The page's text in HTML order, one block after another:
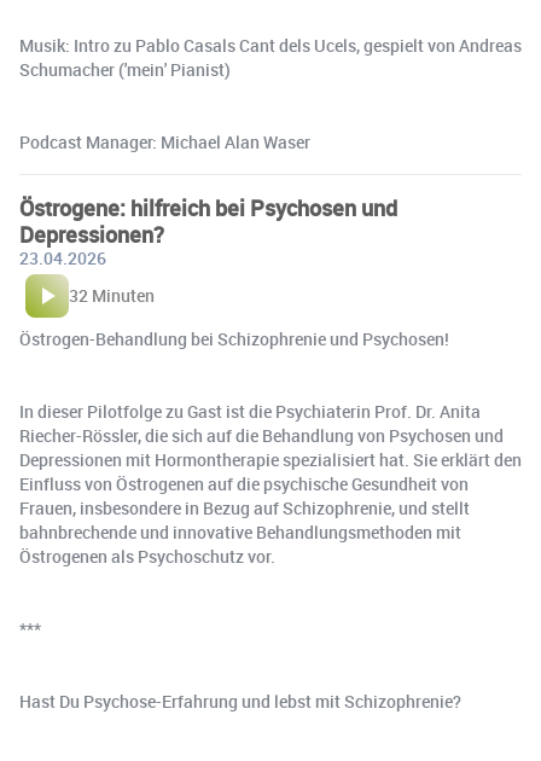
Musik: Intro zu Pablo Casals Cant dels Ucels, gespielt von Andreas
Schumacher ('mein' Pianist)
Podcast Manager: Michael Alan Waser
Östrogene: hilfreich bei Psychosen und
Depressionen?
23.04.2026
32 Minuten
Östrogen-Behandlung bei Schizophrenie und Psychosen!
In dieser Pilotfolge zu Gast ist die Psychiaterin Prof. Dr. Anita
Riecher-Rössler, die sich auf die Behandlung von Psychosen und
Depressionen mit Hormontherapie spezialisiert hat. Sie erklärt den
Einfluss von Östrogenen auf die psychische Gesundheit von
Frauen, insbesondere in Bezug auf Schizophrenie, und stellt
bahnbrechende und innovative Behandlungsmethoden mit
Östrogenen als Psychoschutz vor.
***
Hast Du Psychose-Erfahrung und lebst mit Schizophrenie?